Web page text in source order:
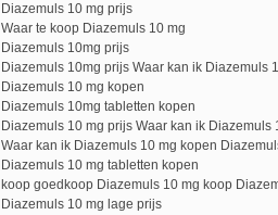
Diazemuls 10 mg prijs
Waar te koop Diazemuls 10 mg
Diazemuls 10mg prijs
Diazemuls 10mg prijs Waar kan ik Diazemuls
Diazemuls 10 mg kopen
Diazemuls 10mg tabletten kopen
Diazemuls 10 mg prijs Waar kan ik Diazemuls
Waar kan ik Diazemuls 10 mg kopen
Diazemuls 10 mg tabletten kopen
koop goedkoop Diazemuls 10 mg koop
Diazemuls 10 mg lage prijs